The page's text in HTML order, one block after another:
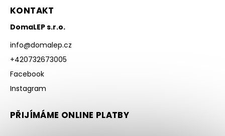
KONTAKT
DomaLEP s.r.o.
info@domalep.cz
+420732673005
Facebook
Instagram
PŘIJÍMÁME ONLINE PLATBY